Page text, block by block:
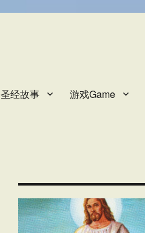
圣经故事 游戏Game